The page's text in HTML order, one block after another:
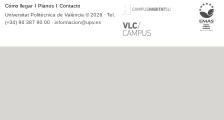
Cómo llegar Planos
Contacto
Universitat Politècnica de València © 2026 · Tel.
(+34) 96 387 90 00 · informacion@upv.es